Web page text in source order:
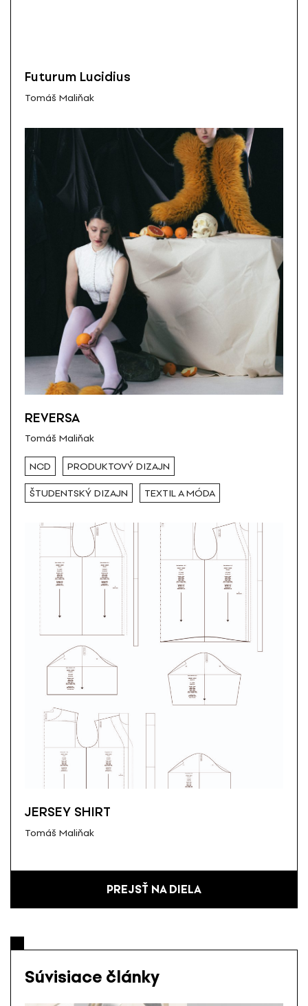
Futurum Lucidius
Tomáš Maliňak
REVERSA
Tomáš Maliňak
NCD PRODUKTOVÝ DIZAJN
ŠTUDENTSKÝ DIZAJN TEXTIL A MÓDA
JERSEY SHIRT
Tomáš Maliňak
PREJSŤ NA DIELA
Súvisiace články